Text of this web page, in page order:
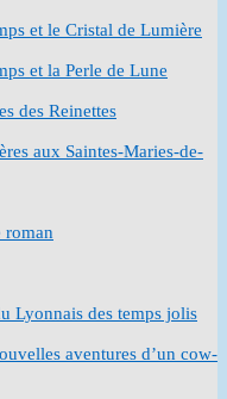
et le Cristal de Lumière
et la Perle de Lune
des Reinettes
aux Saintes-Maries-de-
roman
Lyonnais des temps jolis
aventures d’un cow-